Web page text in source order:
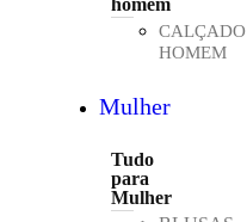
homem
CALÇADO
HOMEM
Mulher
Tudo
para
Mulher